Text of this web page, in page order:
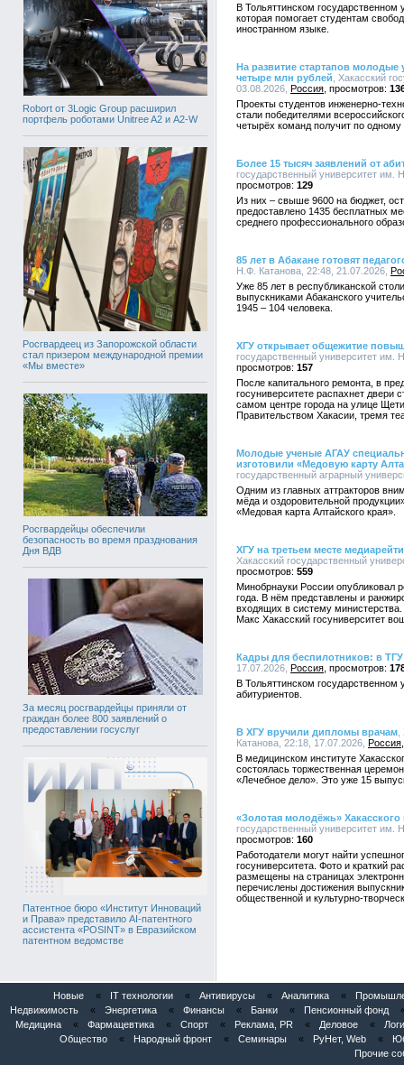
Robort от 3Logic Group расширил
портфель роботами Unitree A2 и A2-W
Росгвардеец из Запорожской области
стал призером международной премии
«Мы вместе»
Росгвардейцы обеспечили
безопасность во время празднования
Дня ВДВ
За месяц росгвардейцы приняли от
граждан более 800 заявлений о
предоставлении госуслуг
Патентное бюро «Институт Инноваций
и Права» представило AI-патентного
ассистента «POSINT» в Евразийском
патентном ведомстве
В Тольяттинском государственном
которая помогает студентам
иностранном языке.
На развитие стартапов
четыре млн рублей , Хакасский
03.08.2026, Россия
Проекты студентов инженерно-
стали победителями
четырёх команд получит по
Более 15 тысяч заявлений от
государственный университет им.
129
Из них – свыше 9600 на бюджет,
предоставлено 1435 бесплатных
среднего профессионального
85 лет в Абакане готовят
Н.Ф. Катанова, 22:48, 21.07.2026,
Уже 85 лет в республиканской
выпускниками Абаканского
1945 – 104 человека.
ХГУ открывает общежитие
государственный университет им.
157
После капитального ремонта, в
госуниверситете распахнет
самом центре города на улице
Правительством Хакасии, тремя
Молодые ученые АГАУ
изготовили «Медовую карту
государственный аграрный
Одним из главных аттракторов
мёда и оздоровительной
«Медовая карта Алтайского края».
ХГУ на третьем месте
Хакасский государственный
559
Минобрнауки России опубликовал
года. В нём представлены и
входящих в систему
Макс Хакасский госуниверситет
Кадры для беспилотников: в
17.07.2026, Россия
В Тольяттинском
абитуриентов.
В ХГУ вручили дипломы врачам
Катанова, 22:18, 17.07.2026, Россия
В медицинском институте
состоялась торжественная
«Лечебное дело». Это уже 15
«Золотая молодёжь» Хакасского
государственный университет им.
160
Работодатели могут найти
госуниверситета. Фото и краткий
размещены на страницах
перечислены достижения
общественной и культурно-
Новые « IT технологии « Антивирусы « Аналитика «
Недвижимость
« Энергетика « Финансы « Банки « Пенсионный фонд
Медицина
« Фармацевтика « Спорт « Реклама, PR « Деловое «
Общество
« Народный фронт « Семинары « РуНет, Web «
Прочие